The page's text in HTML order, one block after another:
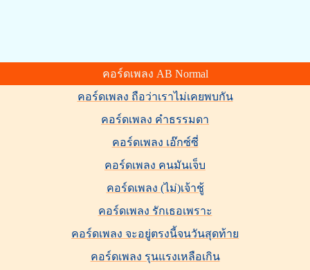
คอร์ดเพลง AB Normal
คอร์ดเพลง ถือว่าเราไม่เคยพบกัน
คอร์ดเพลง คำธรรมดา
คอร์ดเพลง เอ๊กซ์ซี่
คอร์ดเพลง คนมันเจ็บ
คอร์ดเพลง (ไม่)เจ้าชู้
คอร์ดเพลง รักเธอเพราะ
คอร์ดเพลง จะอยู่ตรงนี้จนวันสุดท้าย
คอร์ดเพลง รุนแรงเหลือเกิน